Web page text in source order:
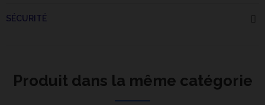
SÉCURITÉ
Produit dans la même catégorie